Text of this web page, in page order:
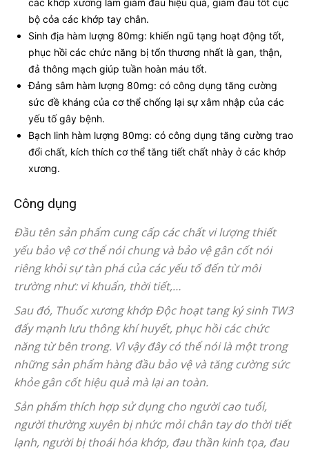
các khớp xương làm giảm đau hiệu quả, giảm đau tốt cục
bộ cỏa các khớp tay chân.
Sinh địa hàm lượng 80mg: khiến ngũ tạng hoạt động tốt,
phục hồi các chức năng bị tổn thương nhất là gan, thận,
đả thông mạch giúp tuần hoàn máu tốt.
Đảng sâm hàm lượng 80mg: có công dụng tăng cường
sức đề kháng của cơ thể chống lại sự xâm nhập của các
yếu tố gây bệnh.
Bạch linh hàm lượng 80mg: có công dụng tăng cường trao
đổi chất, kích thích cơ thể tăng tiết chất nhày ở các khớp
xương.
Công dụng
Đầu tên sản phẩm cung cấp các chất vi lượng thiết
yếu bảo vệ cơ thể nói chung và bảo vệ gân cốt nói
riêng khỏi sự tàn phá của các yếu tố đến từ môi
trường như: vi khuẩn, thời tiết,…
Sau đó, Thuốc xương khớp Độc hoạt tang ký sinh TW3
đẩy mạnh lưu thông khí huyết, phục hồi các chức
năng từ bên trong. Vì vậy đây có thể nói là một trong
những sản phẩm hàng đầu bảo vệ và tăng cường sức
khỏe gân cốt hiệu quả mà lại an toàn.
Sản phẩm thích hợp sử dụng cho người cao tuổi,
người thường xuyên bị nhức mỏi chân tay do thời tiết
lạnh, người bị thoái hóa khớp, đau thần kinh tọa, đau